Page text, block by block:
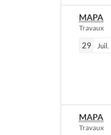
MAPA
Travaux
29 Juil.
MAPA
Travaux